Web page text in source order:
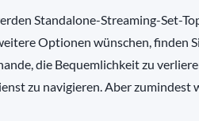
Standalone-Streaming-Set-
Optionen wünschen, finden
die Bequemlichkeit zu
zu navigieren. Aber